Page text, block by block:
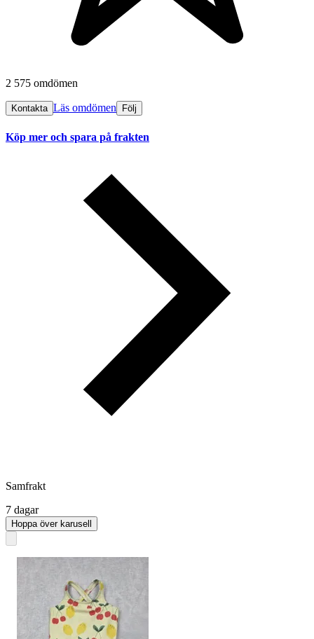
2 575 omdömen
Kontakta Läs omdömen Följ
Köp mer och spara på frakten
Samfrakt
7 dagar
Hoppa över karusell